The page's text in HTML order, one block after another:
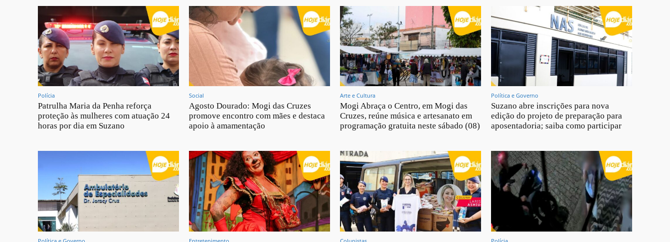
Polícia
Patrulha Maria da Penha reforça
proteção às mulheres com atuação 24
horas por dia em Suzano
Social
Agosto Dourado: Mogi das Cruzes
promove encontro com mães e destaca
apoio à amamentação
Arte e Cultura
Mogi Abraça o Centro, em Mogi das
Cruzes, reúne música e artesanato em
programação gratuita neste sábado (08)
Política e Governo
Suzano abre inscrições para nova
edição do projeto de preparação para
aposentadoria; saiba como participar